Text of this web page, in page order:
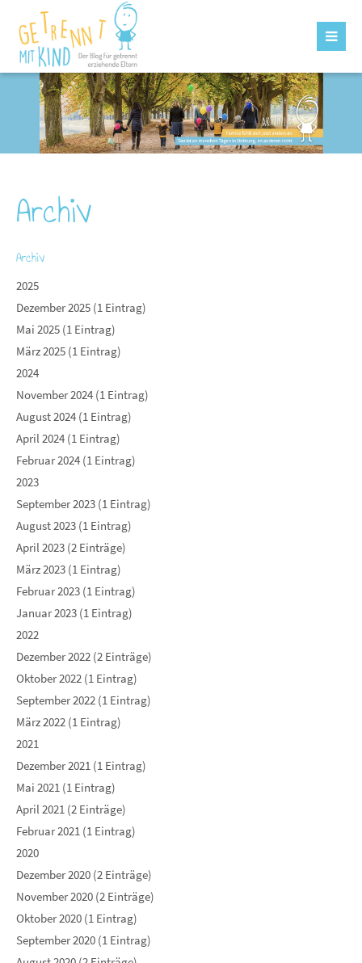
Archiv
Archiv
2025
Dezember 2025 (1 Eintrag)
Mai 2025 (1 Eintrag)
März 2025 (1 Eintrag)
2024
November 2024 (1 Eintrag)
August 2024 (1 Eintrag)
April 2024 (1 Eintrag)
Februar 2024 (1 Eintrag)
2023
September 2023 (1 Eintrag)
August 2023 (1 Eintrag)
April 2023 (2 Einträge)
März 2023 (1 Eintrag)
Februar 2023 (1 Eintrag)
Januar 2023 (1 Eintrag)
2022
Dezember 2022 (2 Einträge)
Oktober 2022 (1 Eintrag)
September 2022 (1 Eintrag)
März 2022 (1 Eintrag)
2021
Dezember 2021 (1 Eintrag)
Mai 2021 (1 Eintrag)
April 2021 (2 Einträge)
Februar 2021 (1 Eintrag)
2020
Dezember 2020 (2 Einträge)
November 2020 (2 Einträge)
Oktober 2020 (1 Eintrag)
September 2020 (1 Eintrag)